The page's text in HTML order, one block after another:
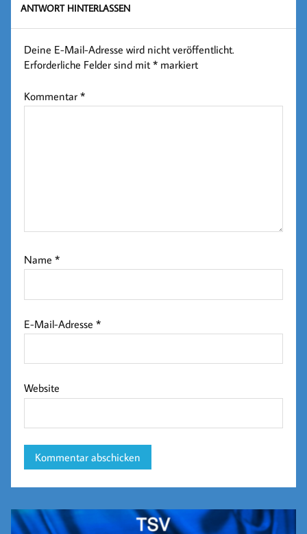
ANTWORT HINTERLASSEN
Deine E-Mail-Adresse wird nicht veröffentlicht.
Erforderliche Felder sind mit* markiert
Kommentar*
Name*
E-Mail-Adresse*
Website